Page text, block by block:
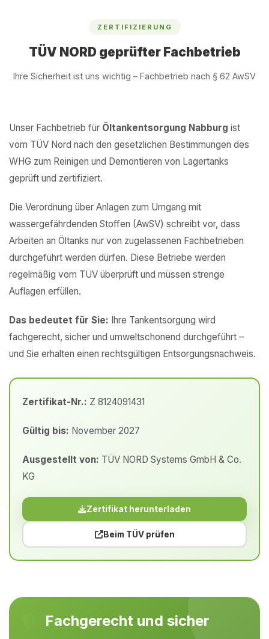
ZERTIFIZIERUNG
TÜV NORD geprüfter Fachbetrieb
Ihre Sicherheit ist uns wichtig – Fachbetrieb nach § 62 AwSV
Unser Fachbetrieb für Öltankentsorgung Nabburg ist
vom TÜV Nord nach den gesetzlichen Bestimmungen des
WHG zum Reinigen und Demontieren von Lagertanks
geprüft und zertifiziert.
Die Verordnung über Anlagen zum Umgang mit
wassergefährdenden Stoffen (AwSV) schreibt vor, dass
Arbeiten an Öltanks nur von zugelassenen Fachbetrieben
durchgeführt werden dürfen. Diese Betriebe werden
regelmäßig vom TÜV überprüft und müssen strenge
Auflagen erfüllen.
Das bedeutet für Sie: Ihre Tankentsorgung wird
fachgerecht, sicher und umweltschonend durchgeführt –
und Sie erhalten einen rechtsgültigen Entsorgungsnachweis.
Zertifikat-Nr.: Z 8124091431
Gültig bis: November 2027
Ausgestellt von: TÜV NORD Systems GmbH & Co.
KG
Zertifikat herunterladen
Beim TÜV prüfen
Fachgerecht und sicher